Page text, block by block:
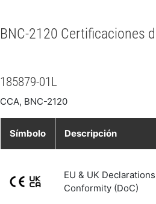
BNC-2120 Certificaciones
185879-01L
CCA, BNC-2120
Símbolo Descripción
EU & UK
Conformity (DoC)